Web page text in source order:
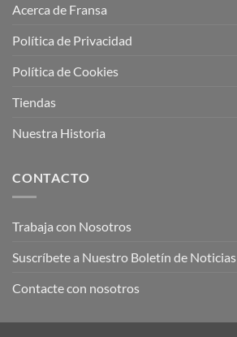
Acerca de Fransa
Política de Privacidad
Política de Cookies
Tiendas
Nuestra Historia
CONTACTO
Trabaja con Nosotros
Suscríbete a Nuestro Boletín de Noticias
Contacte con nosotros